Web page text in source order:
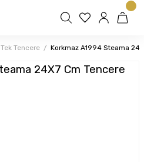
Tek Tencere Korkmaz A1994 Steama